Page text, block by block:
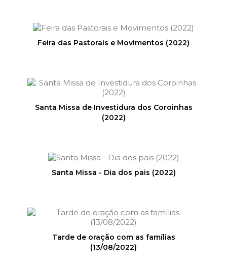
Feira das Pastorais e Movimentos (2022)
Santa Missa de Investidura dos Coroinhas
(2022)
Santa Missa - Dia dos pais (2022)
Tarde de oração com as famílias
(13/08/2022)